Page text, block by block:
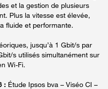
et la gestion de plusieurs
Plus la vitesse est élevée,
fluide et performante.
jusqu’à 1 Gbit/s par
s utilisés simultanément sur
Wi-Fi.
: Étude Ipsos bva – Viséo CI –